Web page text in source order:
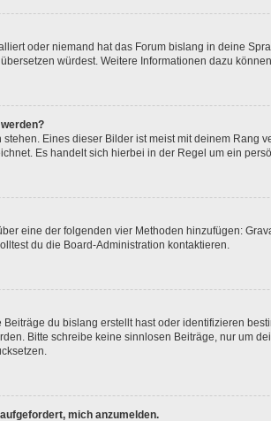
oder niemand hat das Forum bislang in deine
würdest. Weitere Informationen dazu
Eines dieser Bilder ist meist mit deinem
Es handelt sich hierbei in der Regel um ein
eine der folgenden vier Methoden hinzufügen:
du die Board-Administration kontaktieren.
du bislang erstellt hast oder identifizieren
Bitte schreibe keine sinnlosen Beiträge, nur um
mich anzumelden.